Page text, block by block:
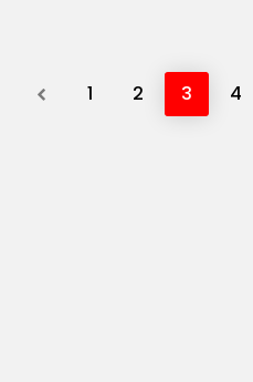
Previous
1 2 3 4